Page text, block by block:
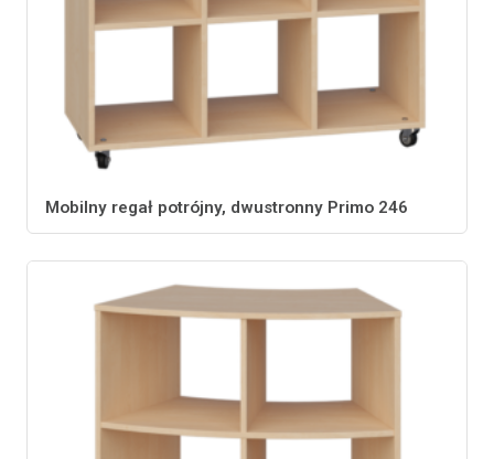
Mobilny regał potrójny, dwustronny Primo 246